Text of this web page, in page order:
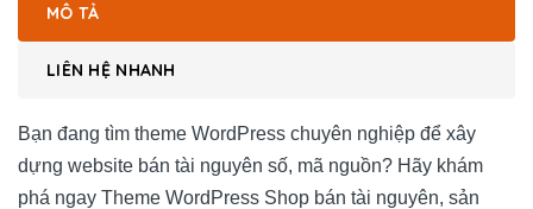
MÔ TẢ
LIÊN HỆ NHANH
Bạn đang tìm theme WordPress chuyên nghiệp để xây
dựng website bán tài nguyên số, mã nguồn? Hãy khám
phá ngay Theme WordPress Shop bán tài nguyên, sản